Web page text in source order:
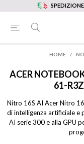
HOME /
ACER
61-
Nitro 16S AI Acer Nitro
di intelligenza artificiale e
AI serie 300 e alla GPU